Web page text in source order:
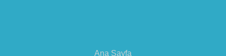
Ana Sayfa